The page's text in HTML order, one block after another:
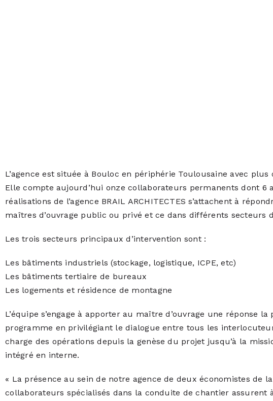
L’agence est située à Bouloc en périphérie Toulousaine avec plus
Elle compte aujourd’hui onze collaborateurs permanents dont 6
réalisations de l’agence BRAIL ARCHITECTES s’attachent à
maîtres d’ouvrage public ou privé et ce dans différents secteurs
Les trois secteurs principaux d’intervention sont :
Les bâtiments industriels (stockage, logistique, ICPE, etc)
Les bâtiments tertiaire de bureaux
Les logements et résidence de montagne
L’équipe s’engage à apporter au maître d’ouvrage une réponse
programme en privilégiant le dialogue entre tous les
charge des opérations depuis la genèse du projet jusqu’à la
intégré en interne.
« La présence au sein de notre agence de deux économistes de
collaborateurs spécialisés dans la conduite de chantier assurent